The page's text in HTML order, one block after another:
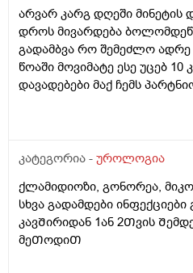
არვარ კარგ დღეში მინეტის
დროს მივარდება
გადამბვა რო შემეძლო
წოაში მოვიმატე ესე უცებ
დავადებები მაქ ჩემს
დამიჯდეება ანალიევი
კატეგორია - უროლოგია
ქლამიდიოზი, გონორეა,
სხვა გადამდები
კავᲨირიდან 1ან 2Თვის
მეᲗოდიᲗ